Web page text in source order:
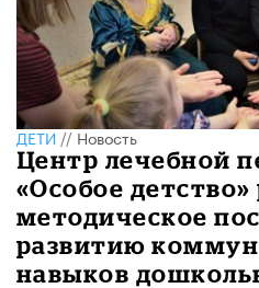
ДЕТИ//Новость
Центр лечебной
«Особое детство»
методическое
развитию
навыков